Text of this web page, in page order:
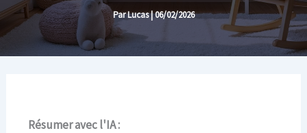
ParLucas|06/02/2026
Résumer avec l'IA :